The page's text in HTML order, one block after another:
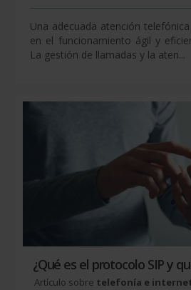
Una adecuada atención
en el funcionamiento ágil y
La gestión de llamadas y la aten...
¿Qué es el protocolo SIP y
Artículo sobre telefonía e